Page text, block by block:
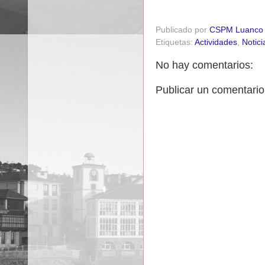
Publicado por CSPM Luanco
Etiquetas: Actividades,
No hay comentarios:
Publicar un comentario